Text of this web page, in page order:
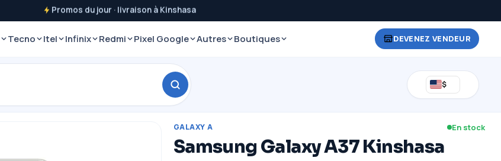
Promos du jour · livraison à Kinshasa
Tecno Itel Infinix Redmi Pixel Google Autres Boutiques DEVENEZ VENDEUR
$
GALAXY A En stock
Samsung Galaxy A37 Kinshasa